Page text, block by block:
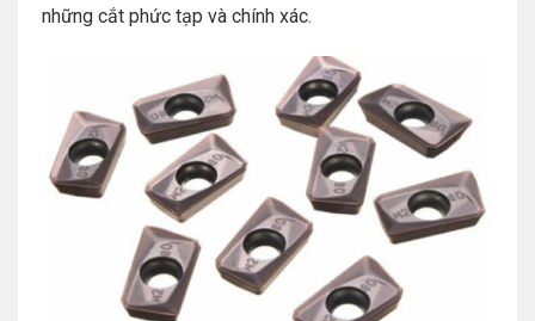
những cắt phức tạp và chính xác.